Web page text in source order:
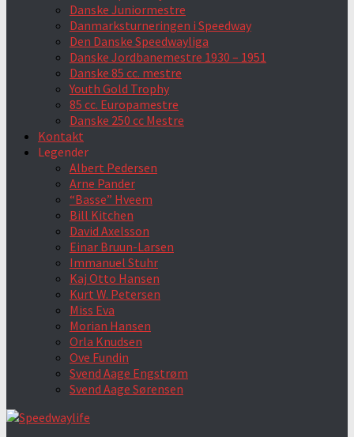
Danske Juniormestre
Danmarksturneringen i Speedway
Den Danske Speedwayliga
Danske Jordbanemestre 1930 – 1951
Danske 85 cc. mestre
Youth Gold Trophy
85 cc. Europamestre
Danske 250 cc Mestre
Kontakt
Legender
Albert Pedersen
Arne Pander
“Basse” Hveem
Bill Kitchen
David Axelsson
Einar Bruun-Larsen
Immanuel Stuhr
Kaj Otto Hansen
Kurt W. Petersen
Miss Eva
Morian Hansen
Orla Knudsen
Ove Fundin
Svend Aage Engstrøm
Svend Aage Sørensen